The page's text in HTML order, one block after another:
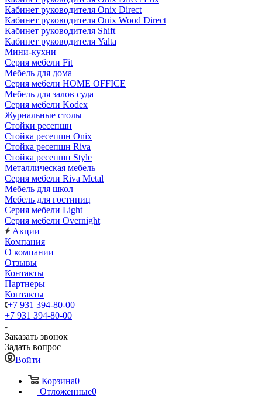
Кабинет руководителя Onix Direct
Кабинет руководителя Onix Wood Direct
Кабинет руководителя Shift
Кабинет руководителя Yalta
Мини-кухни
Серия мебели Fit
Мебель для дома
Серия мебели HOME OFFICE
Мебель для залов суда
Серия мебели Kodex
Журнальные столы
Стойки ресепшн
Стойка ресепшн Onix
Стойка ресепшн Riva
Стойка ресепшн Style
Металлическая мебель
Серия мебели Riva Metal
Мебель для школ
Мебель для гостиниц
Серия мебели Light
Серия мебели Overnight
Акции
Компания
О компании
Отзывы
Контакты
Партнеры
Контакты
+7 931 394-80-00
+7 931 394-80-00
Заказать звонок
Задать вопрос
Войти
Корзина0
Отложенные0